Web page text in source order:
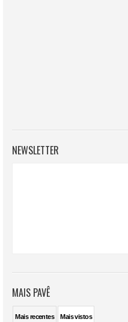
NEWSLETTER
MAIS PAVÊ
Maisrecentes Maisvistos